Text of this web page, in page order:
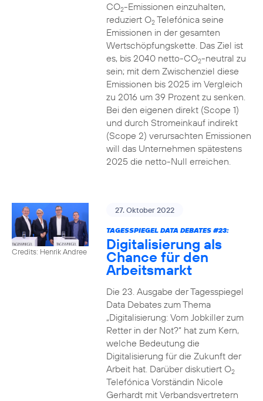
CO2-Emissionen einzuhalten,
reduziert O2Telefónica seine
Emissionen in der gesamten
Wertschöpfungskette. Das Ziel ist
es, bis 2040 netto-CO2-neutral zu
sein; mit dem Zwischenziel diese
Emissionen bis 2025 im Vergleich
zu 2016 um 39 Prozent zu senken.
Bei den eigenen direkt (Scope 1)
und durch Stromeinkauf indirekt
(Scope 2) verursachten Emissionen
will das Unternehmen spätestens
2025 die netto-Null erreichen.
Credits: Henrik Andree
27. Oktober 2022
TAGESSPIEGEL DATA DEBATES #23:
Digitalisierung als
Chance für den
Arbeitsmarkt
Die 23. Ausgabe der Tagesspiegel
Data Debates zum Thema
„Digitalisierung: Vom Jobkiller zum
Retter in der Not?“ hat zum Kern,
welche Bedeutung die
Digitalisierung für die Zukunft der
Arbeit hat. Darüber diskutiert O2
Telefónica Vorständin Nicole
Gerhardt mit Verbandsvertretern